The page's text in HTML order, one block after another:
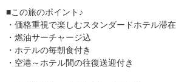
■この旅のポイント♪
・価格重視で楽しむスタンダードホテル滞在
・燃油サーチャージ込
・ホテルの毎朝食付き
・空港～ホテル間の往復送迎付き